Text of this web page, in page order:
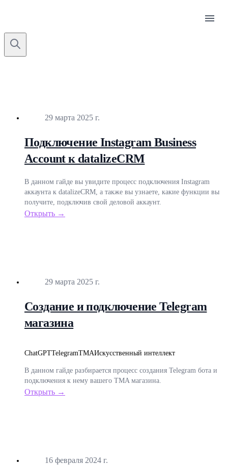
menu
Опубликовано
29 марта 2025 г.
Подключение Instagram Business
Account к datalizeCRM
В данном гайде вы увидите процесс подключения Instagram
аккаунта к datalizeCRM, а также вы узнаете, какие функции вы
получите, подключив свой деловой аккаунт.
Открыть →
Опубликовано
29 марта 2025 г.
Создание и подключение Telegram
магазина
ChatGPTTelegramTMAИскусственный интеллект
В данном гайде разбирается процесс создания Telegram бота и
подключения к нему вашего TMA магазина.
Открыть →
Опубликовано
16 февраля 2024 г.